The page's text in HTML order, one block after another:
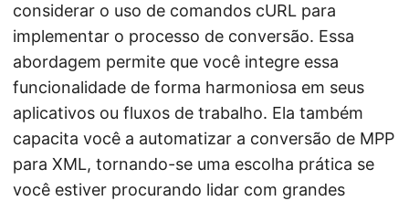
considerar o uso de comandos cURL para
implementar o processo de conversão. Essa
abordagem permite que você integre essa
funcionalidade de forma harmoniosa em seus
aplicativos ou fluxos de trabalho. Ela também
capacita você a automatizar a conversão de MPP
para XML, tornando-se uma escolha prática se
você estiver procurando lidar com grandes